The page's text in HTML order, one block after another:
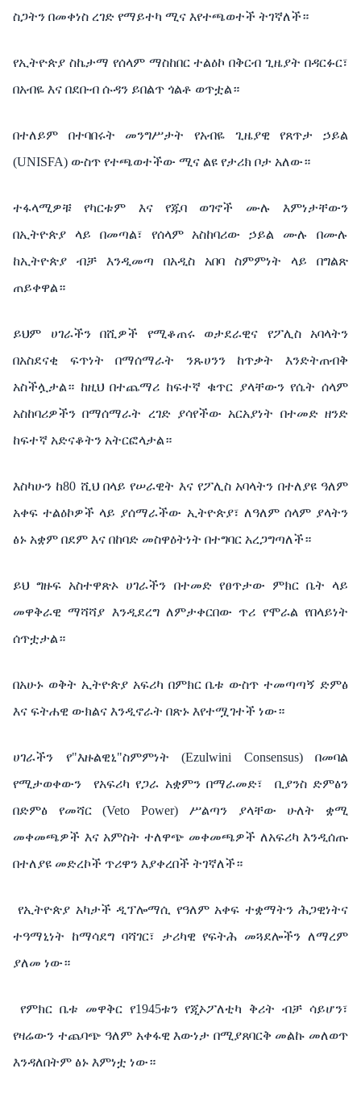
ስጋትን በመቀነስ ረገድ የማይተካ ሚና እየተጫወተች ትገኛለች።
የኢትዮጵያ ስኬታማ የሰላም ማስከበር ተልዕኮ በቅርብ ጊዜያት በዳርፉር፣
በአብዬ እና በደቡብ ሱዳን ይበልጥ ጎልቶ ወጥቷል።
በተለይም በተባበሩት መንግሥታት የአብዬ ጊዜያዊ የጸጥታ
ኃይል
(UNISFA) ውስጥ የተጫወተችው ሚና ልዩ የታሪክ ቦታ አለው።
ተፋላሚዎቹ የካርቱም እና የጁባ ወገኖች ሙሉ
እምነታቸውን
በኢትዮጵያ
ላይ በመጣል፣ የሰላም አስከባሪው ኃይል ሙሉ
በሙሉ
ከኢትዮጵያ
ብቻ እንዲመጣ በአዲስ አበባ ስምምነት ላይ
በግልጽ
ጠይቀዋል።
ይህም ሀገራችን በሺዎች የሚቆጠሩ ወታደራዊና የፖሊስ
አባላትን
በአስደናቂ
ፍጥነት በማሰማራት ንጹሀንን ከጥቃት
እንድትጠብቅ
አስችሏታል። ከዚህ በተጨማሪ ከፍተኛ ቁጥር ያላቸውን የሴት ሰላም
አስከባሪዎችን በማሰማራት ረገድ ያሳየችው አርአያነት በተመድ ዘንድ
ከፍተኛ አድናቆትን አትርፎላታል።
እስካሁን ከ80 ሺህ በላይ የሠራዊት እና የፖሊስ አባላትን በተለያዩ ዓለም
አቀፍ ተልዕኮዎች ላይ ያሰማራችው ኢትዮጵያ፣ ለዓለም ሰላም ያላትን
ፅኑ አቋም በደም እና በከባድ መስዋዕትነት በተግባር አረጋግጣለች።
ይህ ግዙፍ አስተዋጽኦ ሀገራችን በተመድ የፀጥታው ምክር ቤት
ላይ
መዋቅራዊ ማሻሻያ እንዲደረግ ለምታቀርበው ጥሪ የሞራል የበላይነት
ሰጥቷታል።
በአሁኑ ወቅት ኢትዮጵያ አፍሪካ በምክር ቤቱ ውስጥ ተመጣጣኝ ድምፅ
እና ፍትሐዊ ውክልና እንዲኖራት በጽኑ እየተሟገተች ነው።
ሀገራችን የ"እዙልዊኒ"ስምምነት (Ezulwini Consensus)
በመባል
የሚታወቀውን
የአፍሪካ የጋራ አቋምን በማራመድ፣ ቢያንስ ድምፅን
በድምፅ
የመሻር(Veto Power) ሥልጣን ያላቸው ሁለት
ቋሚ
መቀመጫዎች እና አምስት ተለዋጭ መቀመጫዎች ለአፍሪካ እንዲሰጡ
በተለያዩ መድረኮች ጥሪዋን እያቀረበች ትገኛለች።
የኢትዮጵያ አካታች ዲፕሎማሲ የዓለም አቀፍ ተቋማትን ሕጋዊነትና
ተዓማኒነት
ከማሳደግ ባሻገር፣ ታሪካዊ የፍትሕ መጓደሎችን ለማረም
ያለመ ነው።
የምክር ቤቱ መዋቅር የ1945ቱን የጂኦፖለቲካ ቅሪት ብቻ ሳይሆን፣
የዛሬውን ተጨባጭ ዓለም አቀፋዊ እውነታ በሚያጸባርቅ መልኩ መለወጥ
እንዳለበትም ፅኑ እምነቷ ነው።